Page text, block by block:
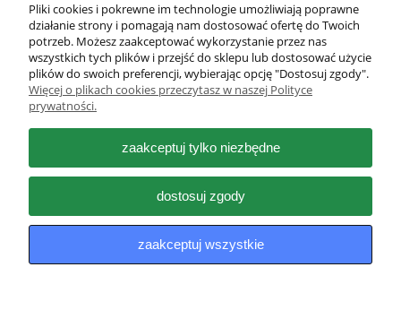
Pomoc
Moje konto
Płatności i dostawa
Informacje
O nas
Pliki cookies i pokrewne im technologie umożliwiają poprawne
działanie strony i pomagają nam dostosować ofertę do Twoich
potrzeb. Możesz zaakceptować wykorzystanie przez nas
wszystkich tych plików i przejść do sklepu lub dostosować użycie
plików do swoich preferencji, wybierając opcję "Dostosuj zgody".
Więcej o plikach cookies przeczytasz w naszej Polityce
prywatności.
zaakceptuj tylko niezbędne
dostosuj zgody
zaakceptuj wszystkie